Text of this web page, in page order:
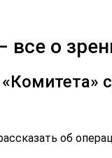
все о
об